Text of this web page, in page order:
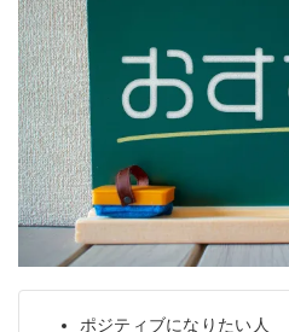
ポジティブになりたい人